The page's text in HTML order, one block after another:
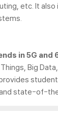
etc. It
in 5G
Big
state-of-